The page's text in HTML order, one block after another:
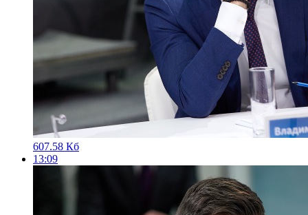
607.58 Кб
13:09